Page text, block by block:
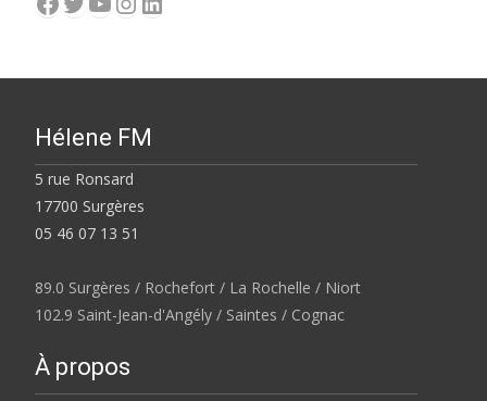
Hélene FM
5 rue Ronsard
17700 Surgères
05 46 07 13 51
89.0 Surgères / Rochefort / La Rochelle / Niort
102.9 Saint-Jean-d'Angély / Saintes / Cognac
À propos